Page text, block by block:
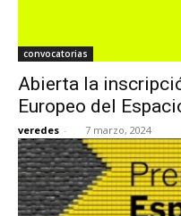
convocatorias
Abierta la
Europeo del
veredes - 7 marzo, 2024